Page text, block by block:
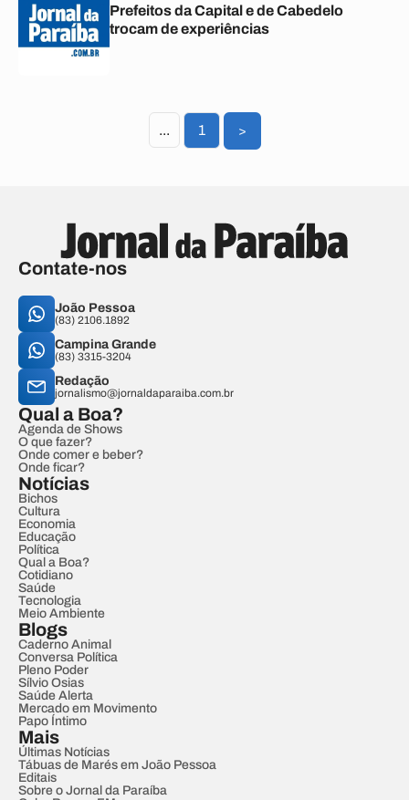
Prefeitos da Capital e de Cabedelo
trocam de experiências
... 1 >
Contate-nos
João Pessoa
(83) 2106.1892
Campina Grande
(83) 3315-3204
Redação
jornalismo@jornaldaparaiba.com.br
Qual a Boa?
Agenda de Shows
O que fazer?
Onde comer e beber?
Onde ficar?
Notícias
Bichos
Cultura
Economia
Educação
Política
Qual a Boa?
Cotidiano
Saúde
Tecnologia
Meio Ambiente
Blogs
Caderno Animal
Conversa Política
Pleno Poder
Sílvio Osias
Saúde Alerta
Mercado em Movimento
Papo Íntimo
Mais
Últimas Notícias
Tábuas de Marés em João Pessoa
Editais
Sobre o Jornal da Paraíba